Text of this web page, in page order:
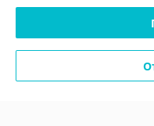
Сайт создан на